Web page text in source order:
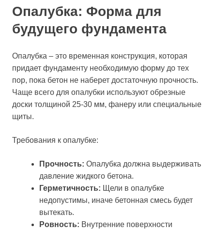
Опалубка: Форма для
будущего фундамента
Опалубка – это временная конструкция, которая
придает фундаменту необходимую форму до тех
пор, пока бетон не наберет достаточную прочность.
Чаще всего для опалубки используют обрезные
доски толщиной 25-30 мм, фанеру или специальные
щиты.
Требования к опалубке:
Прочность: Опалубка должна выдерживать
давление жидкого бетона.
Герметичность: Щели в опалубке
недопустимы, иначе бетонная смесь будет
вытекать.
Ровность: Внутренние поверхности